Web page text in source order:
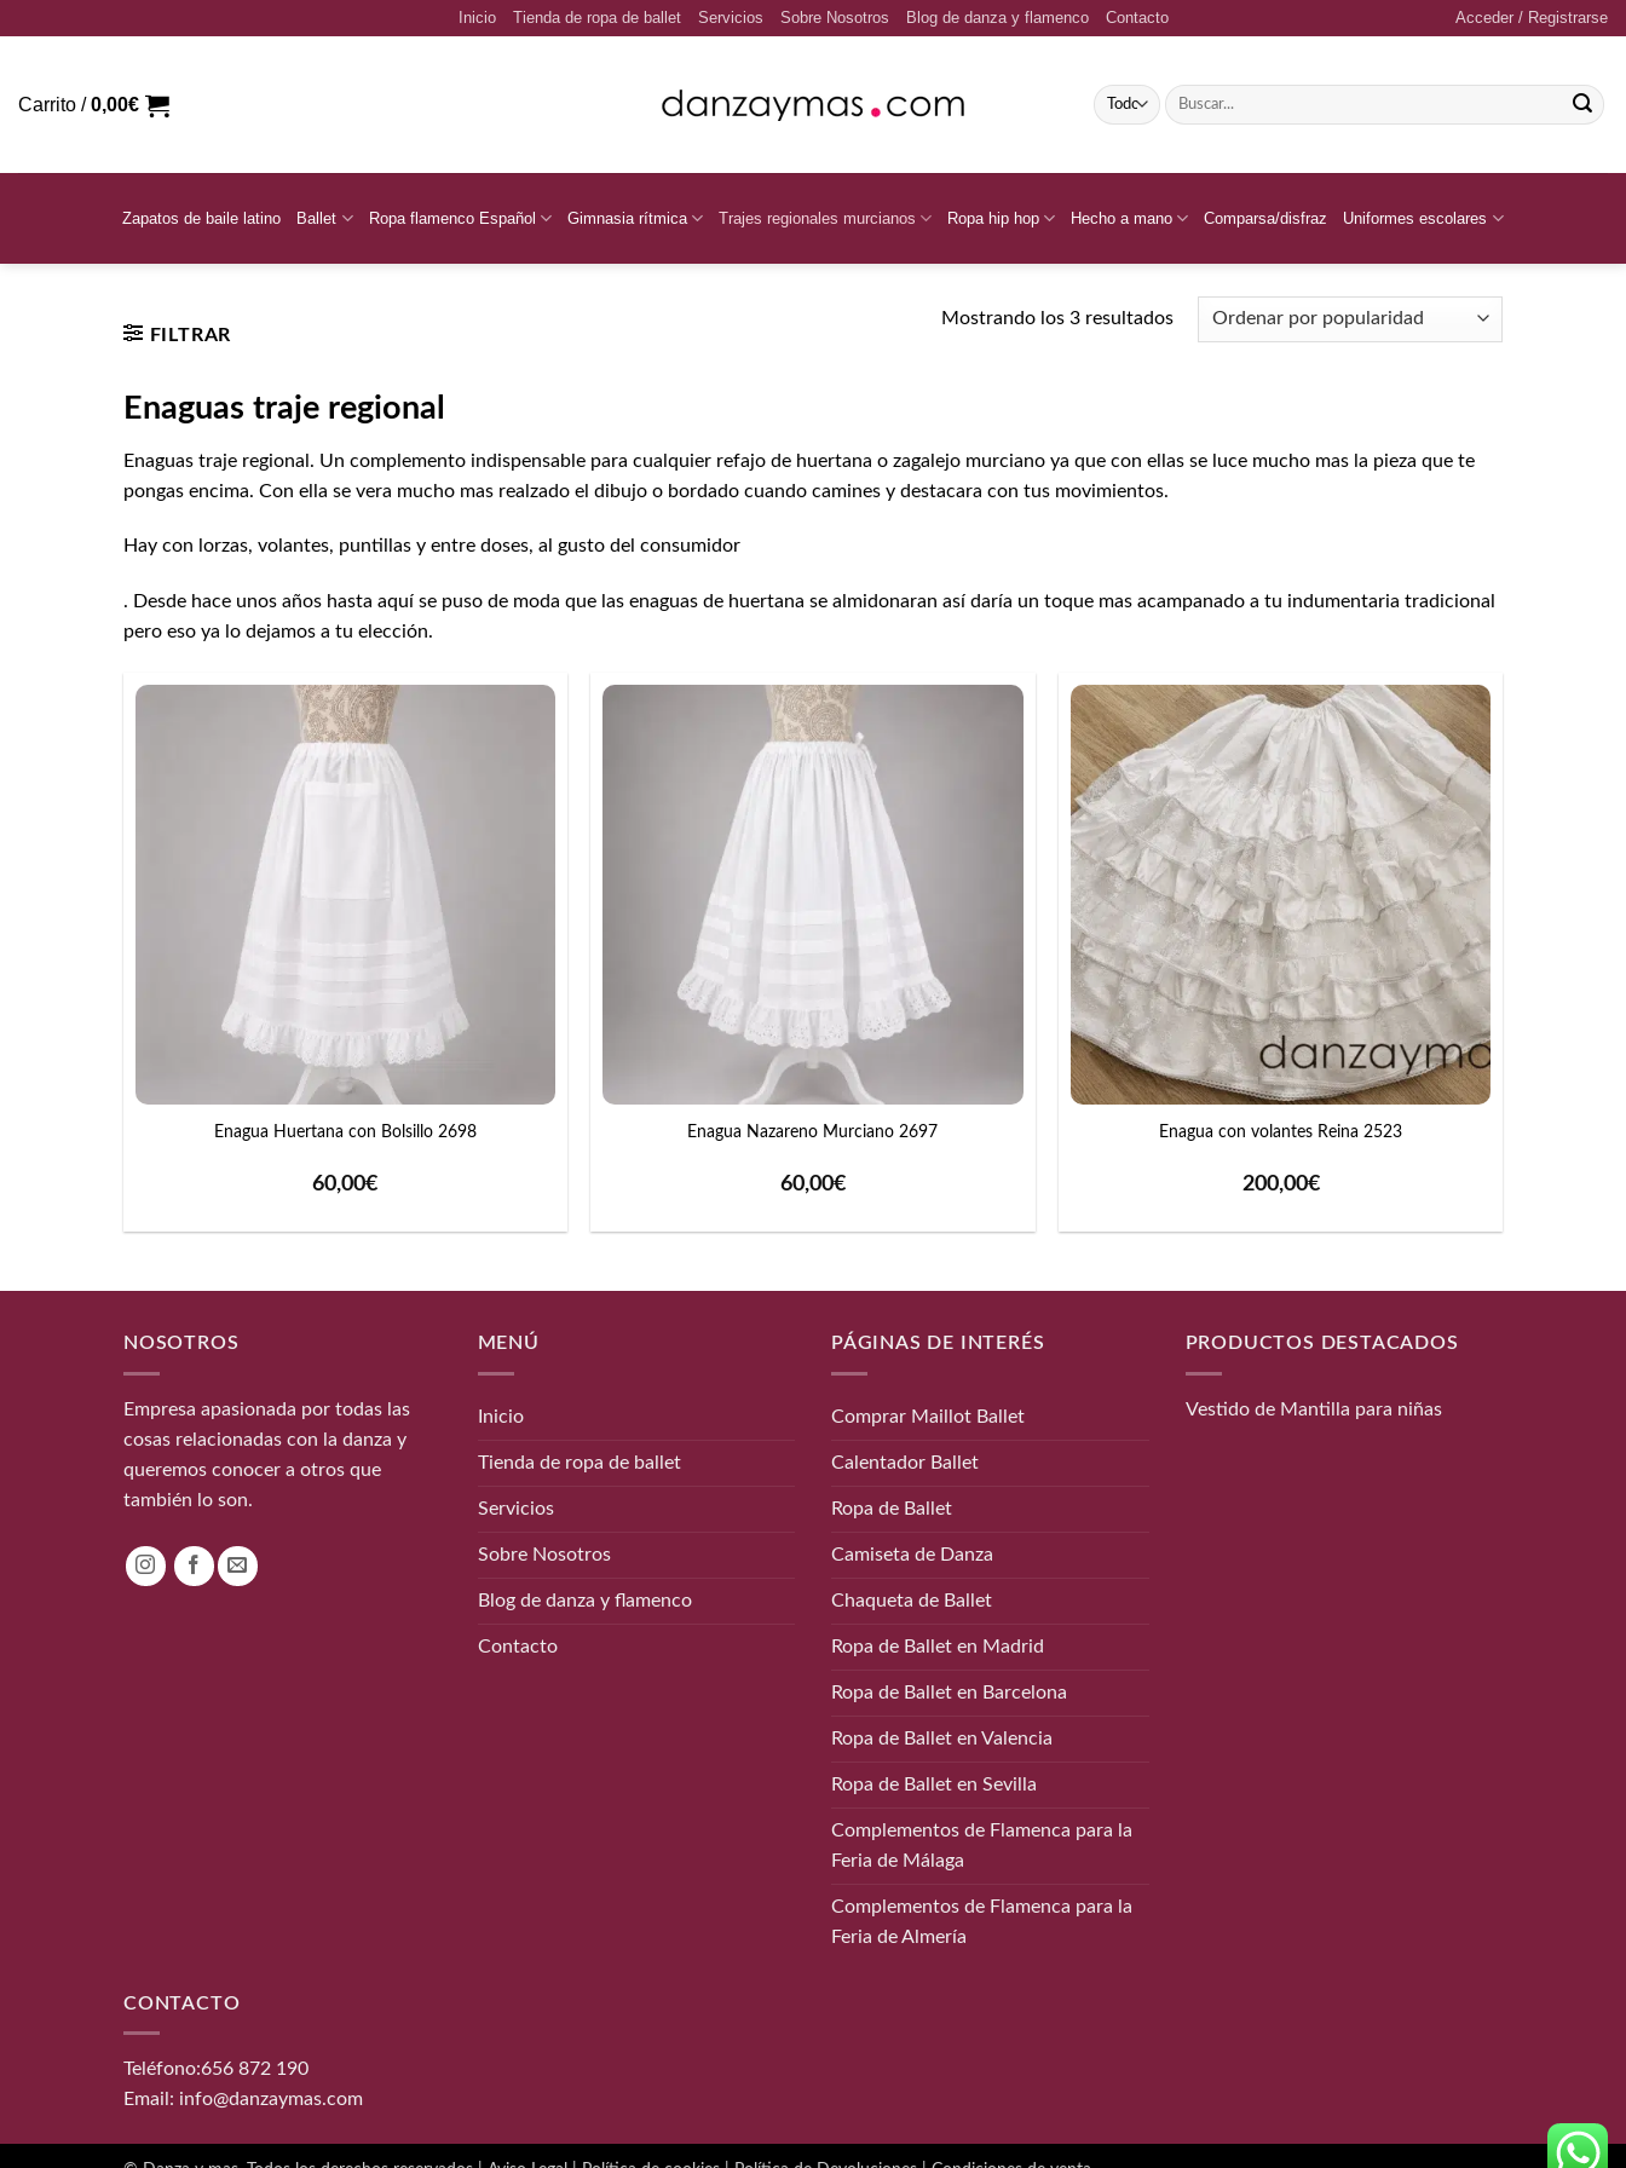
Inicio Tienda de ropa de ballet Servicios Sobre Nosotros Blog de danza y flamenco Contacto Acceder / Registrarse
Carrito /0,00€
Buscar
por:
Zapatos de baile latino Ballet Ropa flamenco Español Gimnasia rítmica Trajes regionales murcianos Ropa hip hop Hecho a mano Comparsa/disfraz Uniformes escolares
FILTRAR
Mostrando los 3 resultadosOrdenado
por
Enaguas traje regional
Enaguas traje regional. Un complemento indispensable para cualquier refajo de huertana o zagalejo murciano ya que con ellas se luce mucho mas la pieza que te
pongas encima. Con ella se vera mucho mas realzado el dibujo o bordado cuando camines y destacara con tus movimientos.
Hay con lorzas, volantes, puntillas y entre doses, al gusto del consumidor
. Desde hace unos años hasta aquí se puso de moda que las enaguas de huertana se almidonaran así daría un toque mas acampanado a tu indumentaria tradicional
pero eso ya lo dejamos a tu elección.
Enagua Huertana con Bolsillo 2698
60,00€
Enagua Nazareno Murciano 2697
60,00€
+
Enagua con volantes Reina 2523
200,00€
NOSOTROS
Empresa apasionada por todas las
cosas relacionadas con la danza y
queremos conocer a otros que
también lo son.
MENÚ
Inicio
Tienda de ropa de ballet
Servicios
Sobre Nosotros
Blog de danza y flamenco
Contacto
PÁGINAS DE INTERÉS
Comprar Maillot Ballet
Calentador Ballet
Ropa de Ballet
Camiseta de Danza
Chaqueta de Ballet
Ropa de Ballet en Madrid
Ropa de Ballet en Barcelona
Ropa de Ballet en Valencia
Ropa de Ballet en Sevilla
Complementos de Flamenca para la
Feria de Málaga
Complementos de Flamenca para la
Feria de Almería
PRODUCTOS DESTACADOS
Vestido de Mantilla para niñas
CONTACTO
Teléfono:656 872 190
Email: info@danzaymas.com